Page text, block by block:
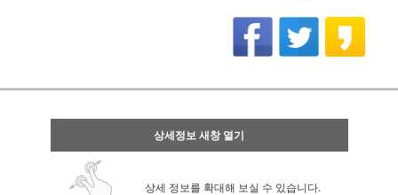
상세정보 새창 열기
상세 정보를 확대해 보실 수 있습니다.